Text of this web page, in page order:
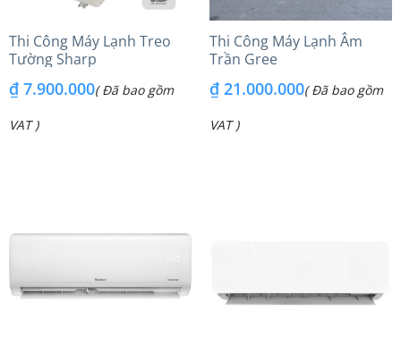
Thi Công Máy Lạnh Treo
Tường Sharp
₫7.900.000( Đã bao gồm
VAT )
Thi Công Máy Lạnh Âm
Trần Gree
₫21.000.000( Đã bao gồm
VAT )